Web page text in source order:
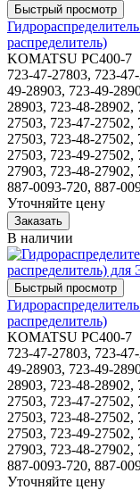
распределитель)
KOMATSU PC400-7
723-47-27803, 723-
49-28903, 723-49-
28903, 723-48-28902,
27503, 723-47-27502,
27503, 723-48-27502,
27503, 723-49-27502,
27903, 723-48-27902,
887-0093-720, 887-
Уточняйте цену
В наличии
распределитель)
KOMATSU PC400-7
723-47-27803, 723-
49-28903, 723-49-
28903, 723-48-28902,
27503, 723-47-27502,
27503, 723-48-27502,
27503, 723-49-27502,
27903, 723-48-27902,
887-0093-720, 887-
Уточняйте цену